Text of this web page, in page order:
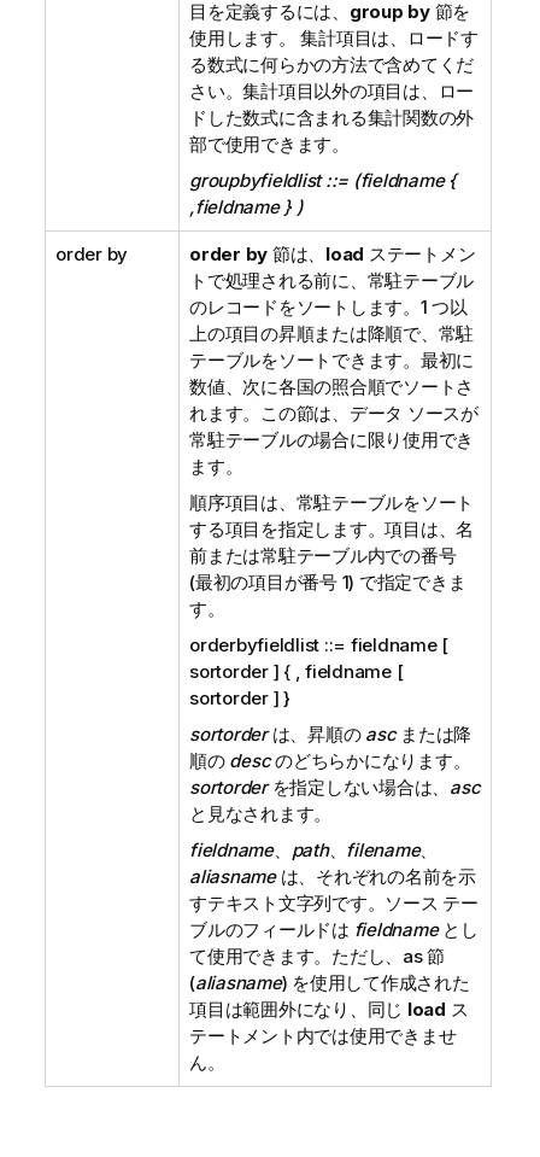
目を定義するには、 group by節を
使用します。 集計項目は、ロードす
る数式に何らかの方法で含めてくだ
さい。集計項目以外の項目は、ロー
ドした数式に含まれる集計関数の外
部で使用できます。
groupbyfieldlist ::= (fieldname {
,fieldname } )
order by order by 節は、 load ステートメン
トで処理される前に、常駐テーブル
のレコードをソートします。1 つ以
上の項目の昇順または降順で、常駐
テーブルをソートできます。最初に
数値、次に各国の照合順でソートさ
れます。この節は、データ ソースが
常駐テーブルの場合に限り使用でき
ます。
順序項目は、常駐テーブルをソート
する項目を指定します。項目は、名
前または常駐テーブル内での番号
(最初の項目が番号 1) で指定できま
す。
orderbyfieldlist ::= fieldname [
sortorder ] { , fieldname [
sortorder ] }
sortorderは、昇順の ascまたは降
順の descのどちらかになります。
sortorderを指定しない場合は、 asc
と見なされます。
fieldname、 path、 filename、
aliasnameは、それぞれの名前を示
すテキスト文字列です。ソース テー
ブルのフィールドは fieldnameとし
て使用できます。ただし、as 節
(aliasname) を使用して作成された
項目は範囲外になり、同じ load ス
テートメント内では使用できませ
ん。